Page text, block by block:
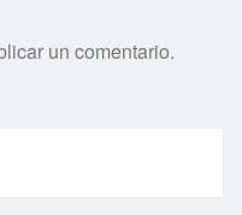
un comentario.